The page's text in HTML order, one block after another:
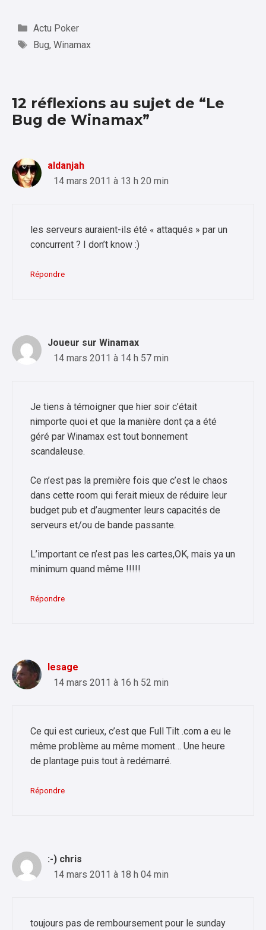
Catégories
Actu Poker
Étiquettes
Bug, Winamax
12 réflexions au sujet de “Le
Bug de Winamax”
aldanjah
14 mars 2011 à 13 h 20 min
les serveurs auraient-ils été « attaqués » par un
concurrent ? I don’t know :)
Répondre
Joueur sur Winamax
14 mars 2011 à 14 h 57 min
Je tiens à témoigner que hier soir c’était
nimporte quoi et que la manière dont ça a été
géré par Winamax est tout bonnement
scandaleuse.
Ce n’est pas la première fois que c’est le chaos
dans cette room qui ferait mieux de réduire leur
budget pub et d’augmenter leurs capacités de
serveurs et/ou de bande passante.
L’important ce n’est pas les cartes,OK, mais ya un
minimum quand même !!!!!
Répondre
lesage
14 mars 2011 à 16 h 52 min
Ce qui est curieux, c’est que Full Tilt .com a eu le
même problème au même moment… Une heure
de plantage puis tout à redémarré.
Répondre
:-) chris
14 mars 2011 à 18 h 04 min
toujours pas de remboursement pour le sunday